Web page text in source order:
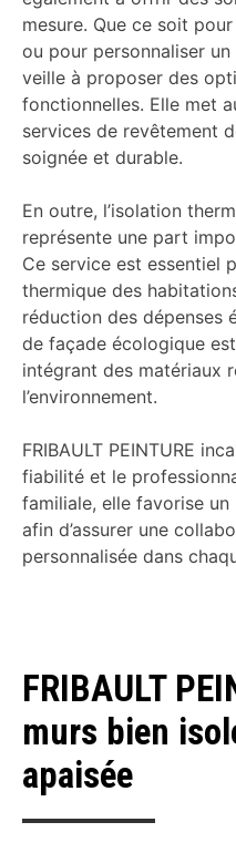
mesure. Que ce soit
ou pour personnaliser un
veille à proposer des
fonctionnelles. Elle met
services de revêtement
soignée et durable.
En outre, l’isolation
représente une part
Ce service est essentiel
thermique des
réduction des dépenses
de façade écologique
intégrant des matériaux
l’environnement.
FRIBAULT PEINTURE
fiabilité et le
familiale, elle favorise
afin d’assurer une
personnalisée dans
FRIBAULT
murs bien
apaisée